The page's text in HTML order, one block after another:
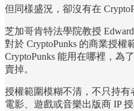
但同樣盛況，卻沒有在
芝加哥肯特法學院教授
對於 CryptoPunks 的商業授
CryptoPunks 能用在哪裡，為
賣掉。
授權範圍模糊不清，不只持有
電影、遊戲或音樂出版商 IP